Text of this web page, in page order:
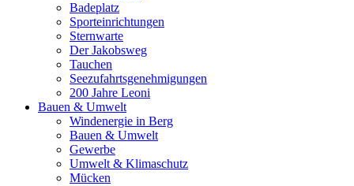
Badeplatz
Sporteinrichtungen
Sternwarte
Der Jakobsweg
Tauchen
Seezufahrtsgenehmigungen
200 Jahre Leoni
Bauen & Umwelt
Windenergie in Berg
Bauen & Umwelt
Gewerbe
Umwelt & Klimaschutz
Mücken